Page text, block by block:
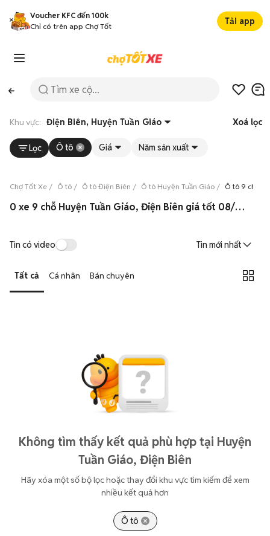
Voucher KFC đến 100k
Chỉ có trên app Chợ Tốt
Tải app
Khu vực: Điện Biên, Huyện Tuần Giáo Xoá lọc
Lọc Ô tô Giá Năm sản xuất
Chợ Tốt Xe Ô tô Ô tô Điện Biên Ô tô Huyện Tuần Giáo Ô tô 9 chỗ
0 xe 9 chỗ Huyện Tuần Giáo, Điện Biên giá tốt 08/2026
Tin có video Tin mới nhất
Tất cả Cá nhân Bán chuyên
Không tìm thấy kết quả phù hợp tại Huyện
Tuần Giáo, Điện Biên
Hãy xóa một số bộ lọc hoặc thay đổi khu vực tìm kiếm để xem
nhiều kết quả hơn
Ô tô